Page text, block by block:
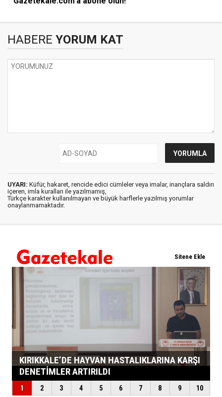
HABERE YORUM KAT
UYARI: Küfür, hakaret, rencide edici cümleler veya imalar, inançlara saldırı
içeren, imla kuralları ile yazılmamış,
Türkçe karakter kullanılmayan ve büyük harflerle yazılmış yorumlar
onaylanmamaktadır.